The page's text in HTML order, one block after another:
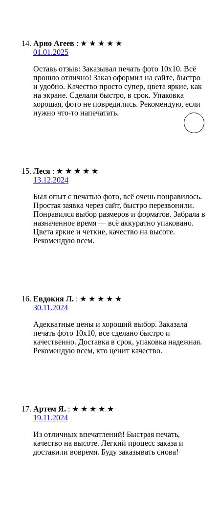
Арно Агеев : ★ ★ ★ ★ ★
01.01.2025
Оставь отзыв: Заказывал печать фото 10х10. Всё
прошло отлично! Заказ оформил на сайте, быстро
и удобно. Качество просто супер, цвета яркие, как
на экране. Сделали быстро, в срок. Упаковка
хорошая, фото не повредились. Рекомендую, если
нужно что-то напечатать.
Леся : ★ ★ ★ ★ ★
13.12.2024
Был опыт с печатью фото, всё очень понравилось.
Простая заявка через сайт, быстро перезвонили.
Понравился выбор размеров и форматов. Забрала в
назначенное время — всё аккуратно упаковано.
Цвета яркие и четкие, качество на высоте.
Рекомендую всем.
Евдокия Л. : ★ ★ ★ ★ ★
30.11.2024
Адекватные цены и хороший выбор. Заказала
печать фото 10х10, все сделано быстро и
качественно. Доставка в срок, упаковка надежная.
Рекомендую всем, кто ценит качество.
Артем Я. : ★ ★ ★ ★ ★
19.11.2024
Из отличных впечатлений! Быстрая печать,
качество на высоте. Легкий процесс заказа и
доставили вовремя. Буду заказывать снова!